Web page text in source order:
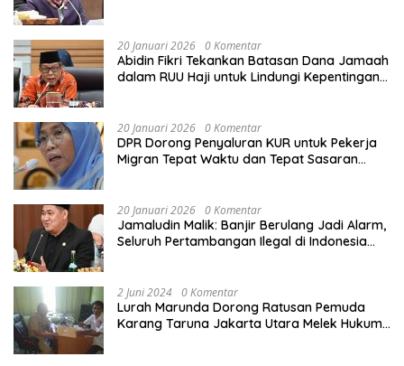
20 Januari 2026 0 Komentar
Abidin Fikri Tekankan Batasan Dana Jamaah
dalam RUU Haji untuk Lindungi Kepentingan
20 Januari 2026 0 Komentar
DPR Dorong Penyaluran KUR untuk Pekerja
Migran Tepat Waktu dan Tepat Sasaran
20 Januari 2026 0 Komentar
Jamaludin Malik: Banjir Berulang Jadi Alarm,
Seluruh Pertambangan Ilegal di Indonesia
2 Juni 2024 0 Komentar
Lurah Marunda Dorong Ratusan Pemuda
Karang Taruna Jakarta Utara Melek Hukum